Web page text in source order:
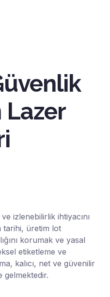
izlenebilirlik ihtiyacını
tarihi, üretim lot
korumak ve yasal
etiketleme ve
kalıcı, net ve güvenilir
gelmektedir.